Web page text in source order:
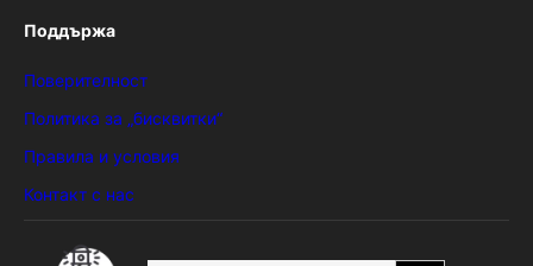
Поддържа
Поверителност
Политика за „бисквитки“
Правила и условия
Контакт с нас